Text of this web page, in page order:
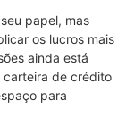
papel, mas
os lucros mais
ainda está
carteira de crédito
para